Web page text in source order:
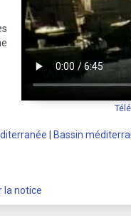
Bassin
la notice